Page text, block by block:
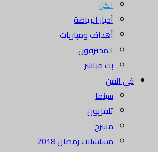
الكل
أخبار الرياضة
أهداف ومباريات
المحترفون
بث مباشر
في الفن
سينما
تلفزيون
مسرح
مسلسلات رمضان 2018